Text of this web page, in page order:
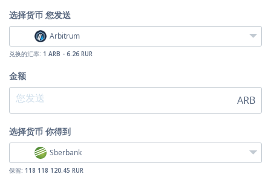
选择货币 您发送
Arbitrum
兑换的汇率: 1 ARB - 6.26 RUR
金额
ARB
选择货币 你得到
Sberbank
保留: 118 118 120.45 RUR